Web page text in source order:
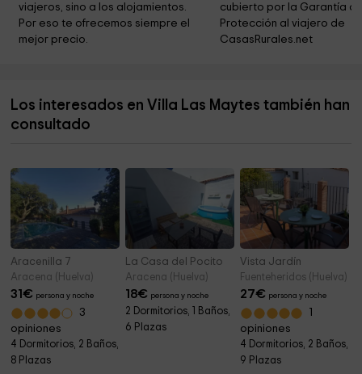
Salon Del Reino De LosTestigos Cristianos De
Museo del Carneval
viajeros, sino a los alojamientos.
Por eso te ofrecemos siempre el
mejor precio.
cubierto por la Garantía
Protección al viajero de
CasasRurales.net
Los interesados en Villa Las Maytes también han
consultado
Aracenilla 7
Aracena (Huelva)
31€ persona y noche
3
opiniones
4 Dormitorios, 2 Baños,
8 Plazas
La Casa del Pocito
Aracena (Huelva)
18€ persona y noche
2 Dormitorios, 1 Baños,
6 Plazas
Vista Jardín
Fuenteheridos (Huelva)
27€ persona y noche
opiniones
4 Dormitorios, 2 Baños,
9 Plazas